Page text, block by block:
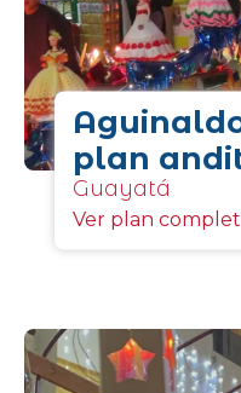
plan
Guayatá
Ver plan